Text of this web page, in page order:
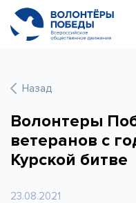
Назад
Волонтеры
ветеранов с
Курской битве
23.08.2021